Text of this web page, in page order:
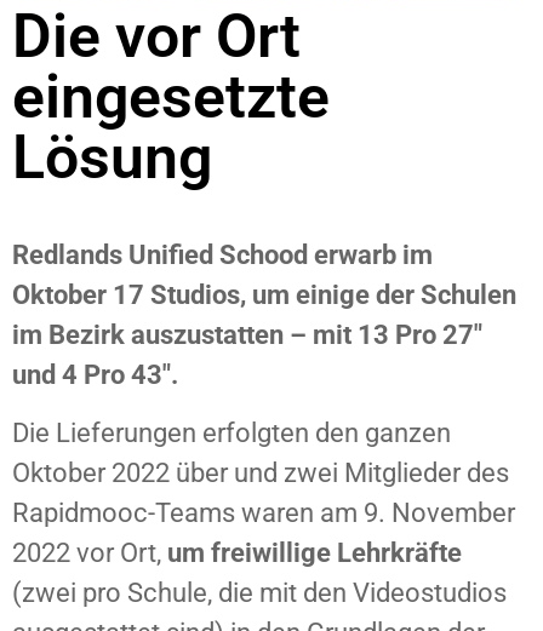
Die vor Ort
eingesetzte
Lösung
Redlands Unified Schood erwarb im
Oktober 17 Studios, um einige der Schulen
im Bezirk auszustatten – mit 13 Pro 27″
und 4 Pro 43″.
Die Lieferungen erfolgten den ganzen
Oktober 2022 über und zwei Mitglieder des
Rapidmooc-Teams waren am 9. November
2022 vor Ort, um freiwillige Lehrkräfte
(zwei pro Schule, die mit den Videostudios